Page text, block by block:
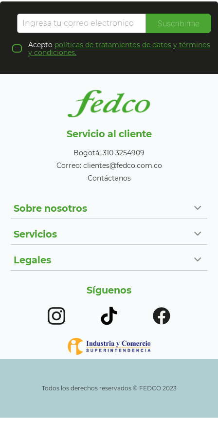
Suscribirme
Acepto políticas de tratamientos de datos y términos
y condiciones.
Servicio al cliente
Bogotá: 310 3254909
Correo: clientes@fedco.com.co
Contáctanos
Sobre nosotros
Servicios
Legales
Síguenos
Todos los derechos reservados ©️ FEDCO 2023